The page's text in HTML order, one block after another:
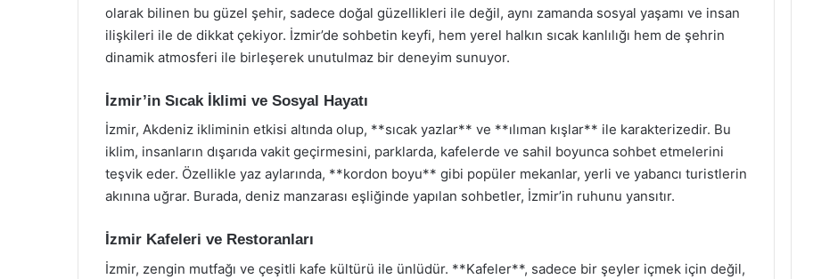
olarak bilinen bu güzel şehir, sadece doğal güzellikleri ile değil, aynı zamanda sosyal yaşamı ve insan
ilişkileri ile de dikkat çekiyor. İzmir’de sohbetin keyfi, hem yerel halkın sıcak kanlılığı hem de şehrin
dinamik atmosferi ile birleşerek unutulmaz bir deneyim sunuyor.
İzmir’in Sıcak İklimi ve Sosyal Hayatı
İzmir, Akdeniz ikliminin etkisi altında olup, **sıcak yazlar** ve **ılıman kışlar** ile karakterizedir. Bu
iklim, insanların dışarıda vakit geçirmesini, parklarda, kafelerde ve sahil boyunca sohbet etmelerini
teşvik eder. Özellikle yaz aylarında, **kordon boyu** gibi popüler mekanlar, yerli ve yabancı turistlerin
akınına uğrar. Burada, deniz manzarası eşliğinde yapılan sohbetler, İzmir’in ruhunu yansıtır.
İzmir Kafeleri ve Restoranları
İzmir, zengin mutfağı ve çeşitli kafe kültürü ile ünlüdür. **Kafeler**, sadece bir şeyler içmek için değil,